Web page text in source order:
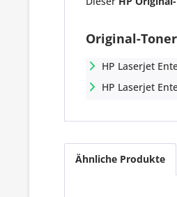
Original-
HP Laserjet
HP Laserjet
Ähnliche Produkte